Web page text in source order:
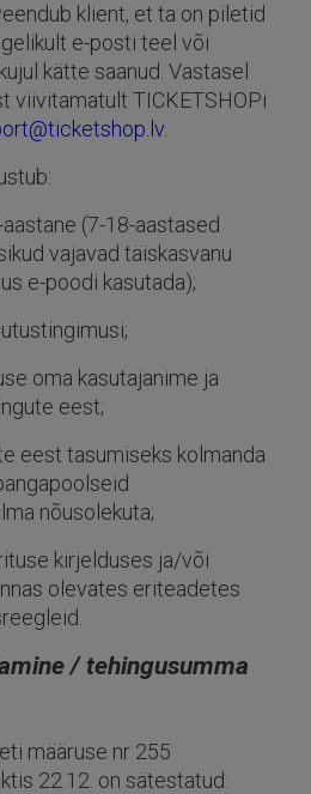
klient, et ta on piletid
e-posti teel või
kätte saanud. Vastasel
viivitamatult TICKETSHOPi
(7-18-aastased
vajavad täiskasvanu
e-poodi kasutada);
oma kasutajanime ja
eest;
eest tasumiseks kolmanda
nõusolekuta;
kirjelduses ja/või
olevates eriteadetes
/ tehingusumma
määruse nr 255
22.12. on sätestatud: